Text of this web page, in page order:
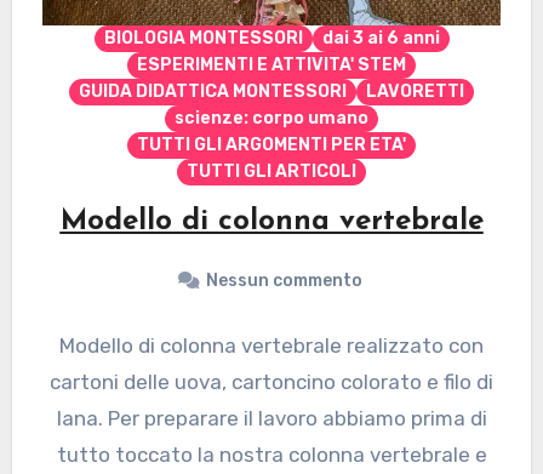
BIOLOGIA MONTESSORI
dai 3 ai 6 anni
ESPERIMENTI E ATTIVITA' STEM
GUIDA DIDATTICA MONTESSORI
LAVORETTI
scienze: corpo umano
TUTTI GLI ARGOMENTI PER ETA'
TUTTI GLI ARTICOLI
Modello di colonna vertebrale
Nessun commento
Modello di colonna vertebrale realizzato con
cartoni delle uova, cartoncino colorato e filo di
lana. Per preparare il lavoro abbiamo prima di
tutto toccato la nostra colonna vertebrale e